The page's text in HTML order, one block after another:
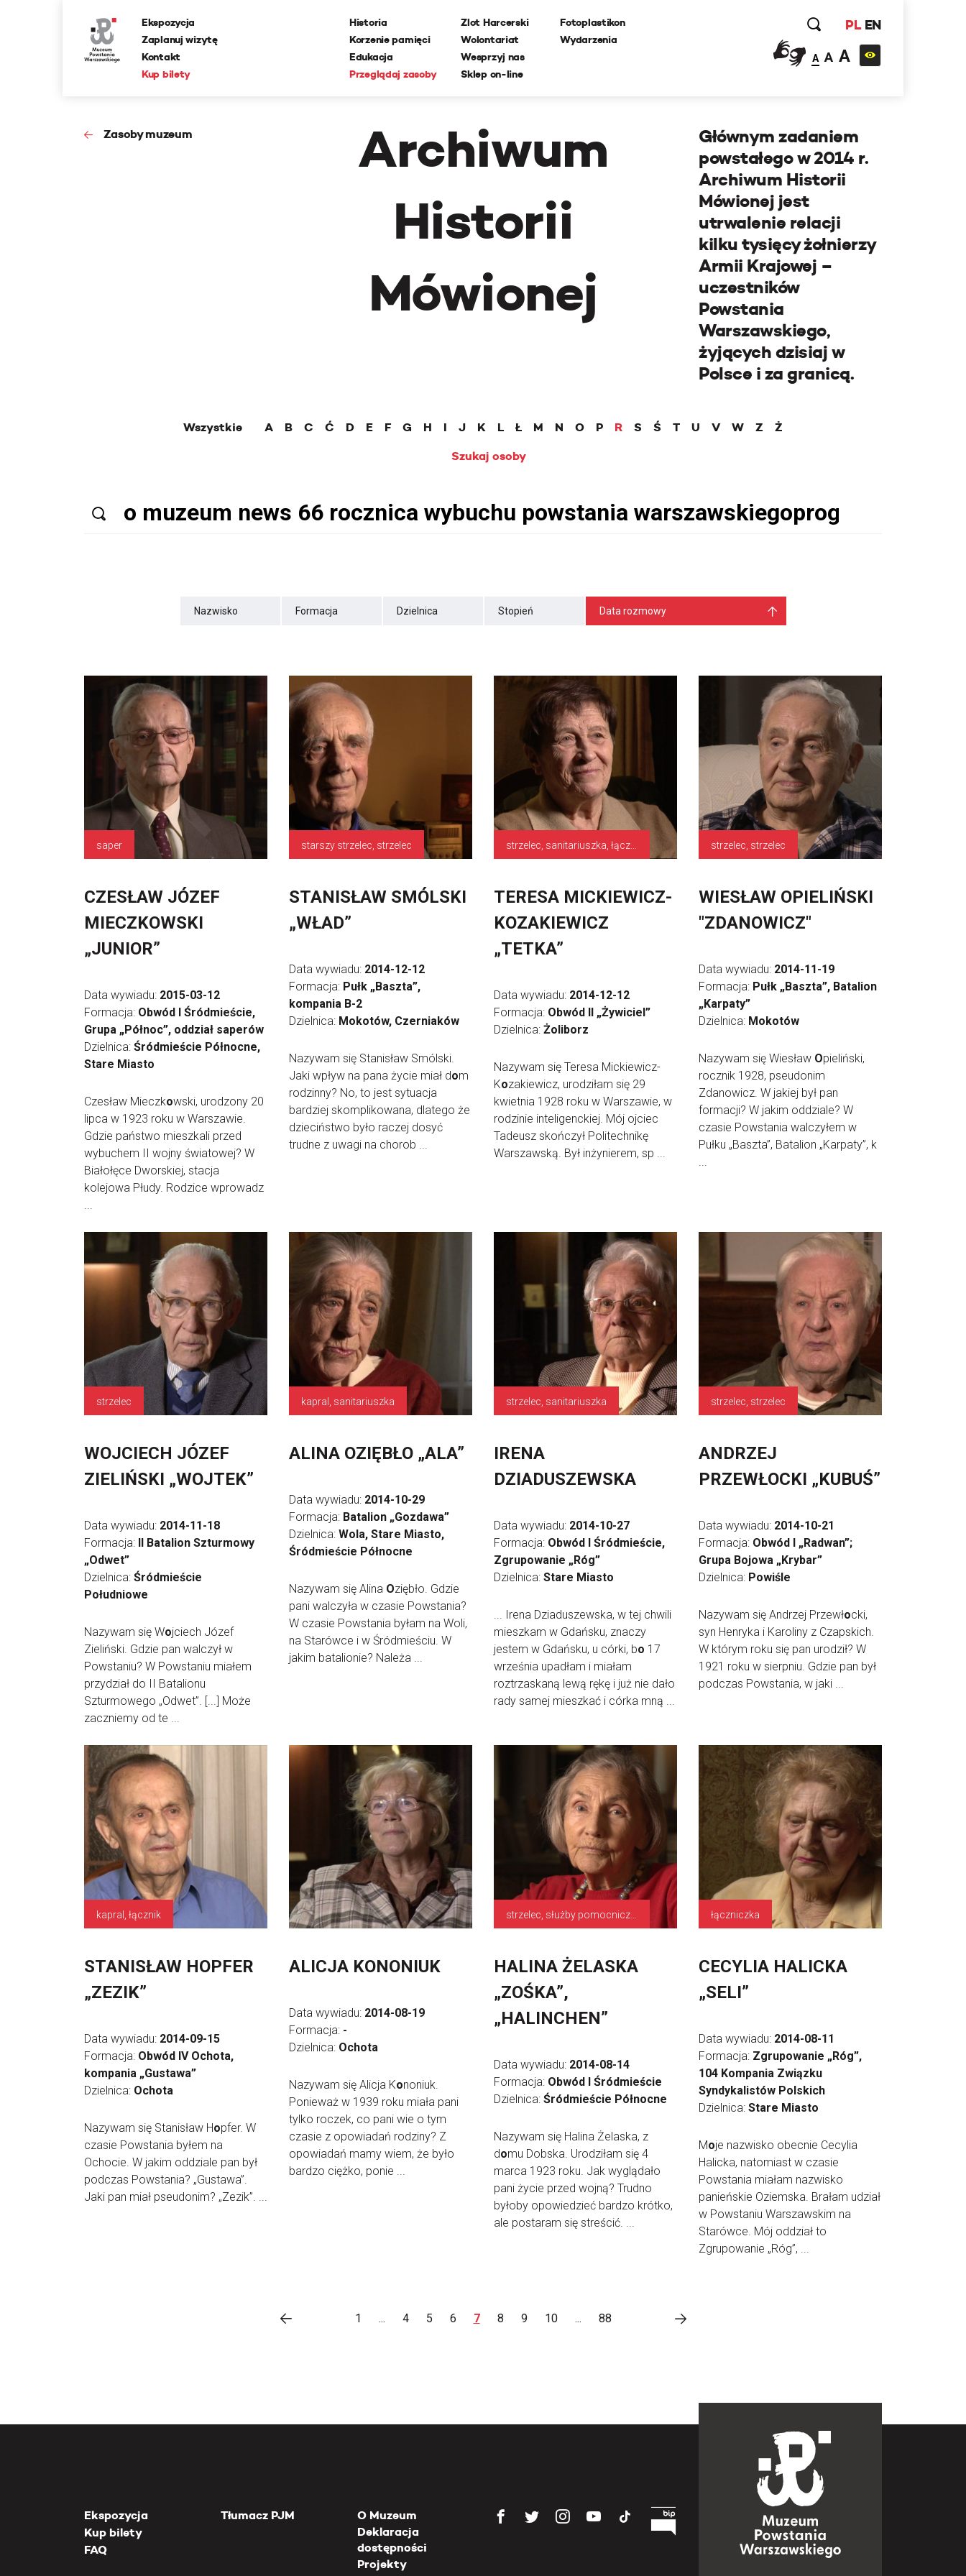
Ekspozycja
Zaplanuj wizytę
Kontakt
Kup bilety
Historia
Korzenie pamięci
Edukacja
Przeglądaj zasoby
Zlot Harcerski
Wolontariat
Wesprzyj nas
Sklep on-line
Fotoplastikon
Wydarzenia
PL EN
A A A
Zasoby muzeum
Archiwum
Historii
Mówionej
Głównym zadaniem
powstałego w 2014 r.
Archiwum Historii
Mówionej jest
utrwalenie relacji
kilku tysięcy żołnierzy
Armii Krajowej –
uczestników
Powstania
Warszawskiego,
żyjących dzisiaj w
Polsce i za granicą.
Wszystkie A B C Ć D E F G H I J K L Ł M N O P R S Ś T U V W Z
Ż
Szukaj osoby
Nazwisko Formacja Dzielnica Stopień Data rozmowy
saper
CZESŁAW JÓZEF
MIECZKOWSKI
„JUNIOR”
Data wywiadu: 2015-03-12
Formacja: Obwód I Śródmieście,
Grupa „Północ”, oddział saperów
Dzielnica: Śródmieście Północne,
Stare Miasto
Czesław Mieczkowski, urodzony 20
lipca w 1923 roku w Warszawie.
Gdzie państwo mieszkali przed
wybuchem II wojny światowej? W
Białołęce Dworskiej, stacja
kolejowa Płudy. Rodzice wprowadz
...
starszy strzelec, strzelec
STANISŁAW SMÓLSKI
„WŁAD”
Data wywiadu: 2014-12-12
Formacja: Pułk „Baszta”,
kompania B-2
Dzielnica: Mokotów, Czerniaków
Nazywam się Stanisław Smólski.
Jaki wpływ na pana życie miał dom
rodzinny? No, to jest sytuacja
bardziej skomplikowana, dlatego że
dzieciństwo było raczej dosyć
trudne z uwagi na chorob ...
TERESA MICKIEWICZ-
KOZAKIEWICZ
„TETKA”
Data wywiadu: 2014-12-12
Formacja: Obwód II „Żywiciel”
Dzielnica: Żoliborz
Nazywam się Teresa Mickiewicz-
Kozakiewicz, urodziłam się 29
kwietnia 1928 roku w Warszawie, w
rodzinie inteligenckiej. Mój ojciec
Tadeusz skończył Politechnikę
Warszawską. Był inżynierem, sp ...
strzelec, strzelec
WIESŁAW OPIELIŃSKI
"ZDANOWICZ"
Data wywiadu: 2014-11-19
Formacja: Pułk „Baszta”, Batalion
„Karpaty”
Dzielnica: Mokotów
Nazywam się Wiesław Opieliński,
rocznik 1928, pseudonim
Zdanowicz. W jakiej był pan
formacji? W jakim oddziale? W
czasie Powstania walczyłem w
Pułku „Baszta”, Batalion „Karpaty”, k
...
strzelec
WOJCIECH JÓZEF
ZIELIŃSKI „WOJTEK”
Data wywiadu: 2014-11-18
Formacja: II Batalion Szturmowy
„Odwet”
Dzielnica: Śródmieście
Południowe
Nazywam się Wojciech Józef
Zieliński. Gdzie pan walczył w
Powstaniu? W Powstaniu miałem
przydział do II Batalionu
Szturmowego „Odwet”. [...] Może
zaczniemy od te ...
kapral, sanitariuszka
ALINA OZIĘBŁO „ALA”
Data wywiadu: 2014-10-29
Formacja: Batalion „Gozdawa”
Dzielnica: Wola, Stare Miasto,
Śródmieście Północne
Nazywam się Alina Oziębło. Gdzie
pani walczyła w czasie Powstania?
W czasie Powstania byłam na Woli,
na Starówce i w Śródmieściu. W
jakim batalionie? Należa ...
strzelec, sanitariuszka
IRENA
DZIADUSZEWSKA
Data wywiadu: 2014-10-27
Formacja: Obwód I Śródmieście,
Zgrupowanie „Róg”
Dzielnica: Stare Miasto
... Irena Dziaduszewska, w tej chwili
mieszkam w Gdańsku, znaczy
jestem w Gdańsku, u córki, bo 17
września upadłam i miałam
roztrzaskaną lewą rękę i już nie dało
rady samej mieszkać i córka mną ...
strzelec, strzelec
ANDRZEJ
PRZEWŁOCKI „KUBUŚ”
Data wywiadu: 2014-10-21
Formacja: Obwód I „Radwan”;
Grupa Bojowa „Krybar”
Dzielnica: Powiśle
Nazywam się Andrzej Przewłocki,
syn Henryka i Karoliny z Czapskich.
W którym roku się pan urodził? W
1921 roku w sierpniu. Gdzie pan był
podczas Powstania, w jaki ...
kapral, łącznik
STANISŁAW HOPFER
„ZEZIK”
Data wywiadu: 2014-09-15
Formacja: Obwód IV Ochota,
kompania „Gustawa”
Dzielnica: Ochota
Nazywam się Stanisław Hopfer. W
czasie Powstania byłem na
Ochocie. W jakim oddziale pan był
podczas Powstania? „Gustawa”.
Jaki pan miał pseudonim? „Zezik”. ...
ALICJA KONONIUK
Data wywiadu: 2014-08-19
Formacja: -
Dzielnica: Ochota
Nazywam się Alicja Kononiuk.
Ponieważ w 1939 roku miała pani
tylko roczek, co pani wie o tym
czasie z opowiadań rodziny? Z
opowiadań mamy wiem, że było
bardzo ciężko, ponie ...
HALINA ŻELASKA
„ZOŚKA”,
„HALINCHEN”
Data wywiadu: 2014-08-14
Formacja: Obwód I Śródmieście
Dzielnica: Śródmieście Północne
Nazywam się Halina Żelaska, z
domu Dobska. Urodziłam się 4
marca 1923 roku. Jak wyglądało
pani życie przed wojną? Trudno
byłoby opowiedzieć bardzo krótko,
ale postaram się streścić. ...
łączniczka
CECYLIA HALICKA
„SELI”
Data wywiadu: 2014-08-11
Formacja: Zgrupowanie „Róg”,
104 Kompania Związku
Syndykalistów Polskich
Dzielnica: Stare Miasto
Moje nazwisko obecnie Cecylia
Halicka, natomiast w czasie
Powstania miałam nazwisko
panieńskie Oziemska. Brałam udział
w Powstaniu Warszawskim na
Starówce. Mój oddział to
Zgrupowanie „Róg”, ...
1 ... 4 5 6 7 8 9 10 ... 88
Ekspozycja
Kup bilety
FAQ
Tłumacz PJM
O Muzeum
Deklaracja
dostępności
Projekty